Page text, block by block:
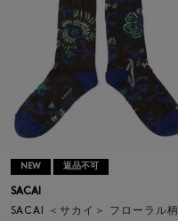
NEW 返品不可
SACAI
SACAI ＜サカイ＞ フローラル柄